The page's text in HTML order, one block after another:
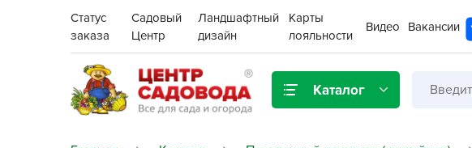
Статус
заказа
Садовый
Центр
Ландшафтный
дизайн
Карты
лояльности
Видео Вакансии
Каталог